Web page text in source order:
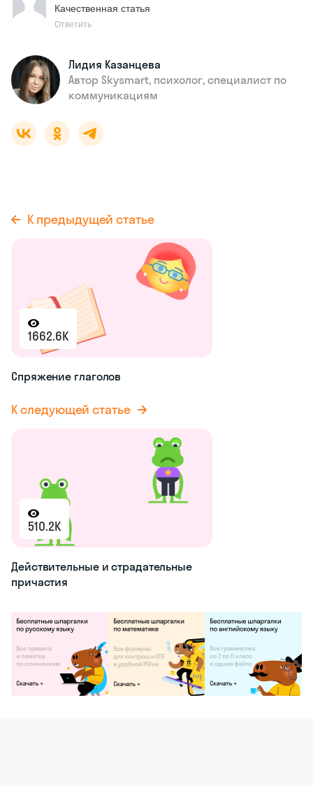
Качественная статья
Ответить
Лидия Казанцева
Автор Skysmart, психолог, специалист по
коммуникациям
К предыдущей статье
1662.6K
Спряжение глаголов
К следующей статье
510.2K
Действительные и страдательные
причастия